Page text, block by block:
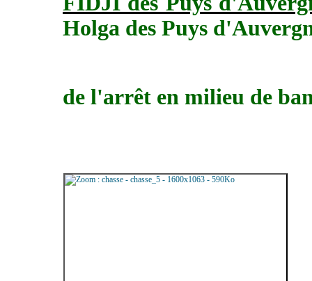
Holga des Puys
de l'arrêt en milieu de